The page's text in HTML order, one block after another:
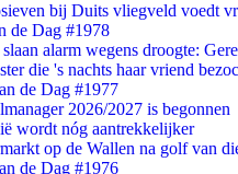
bij Duits vliegveld voedt
de Dag #1978
alarm wegens droogte:
die 's nachts haar vriend
de Dag #1977
2026/2027 is begonnen
wordt nóg aantrekkelijker
op de Wallen na golf van
de Dag #1976